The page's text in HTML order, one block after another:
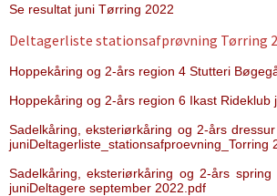
Se resultat juni Tørring 2022
Deltagerliste stationsafprøvning Tørring
Hoppekåring og 2-års region 4 Stutteri
Hoppekåring og 2-års region 6 Ikast Rideklub
Sadelkåring, eksteriørkåring og 2-års
juniDeltagerliste_stationsafproevning_Torring
Sadelkåring, eksteriørkåring og 2-års
juniDeltagere september 2022.pdf